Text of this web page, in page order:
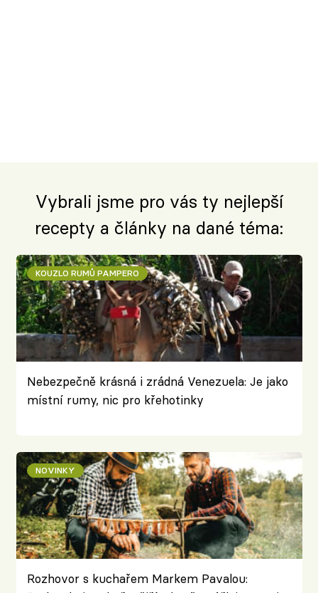
Vybrali jsme pro vás ty nejlepší
recepty a články na dané téma:
KOUZLO RUMŮ PAMPERO
Nebezpečně krásná i zrádná Venezuela: Je jako
místní rumy, nic pro křehotinky
NOVINKY
Rozhovor s kuchařem Markem Pavalou: